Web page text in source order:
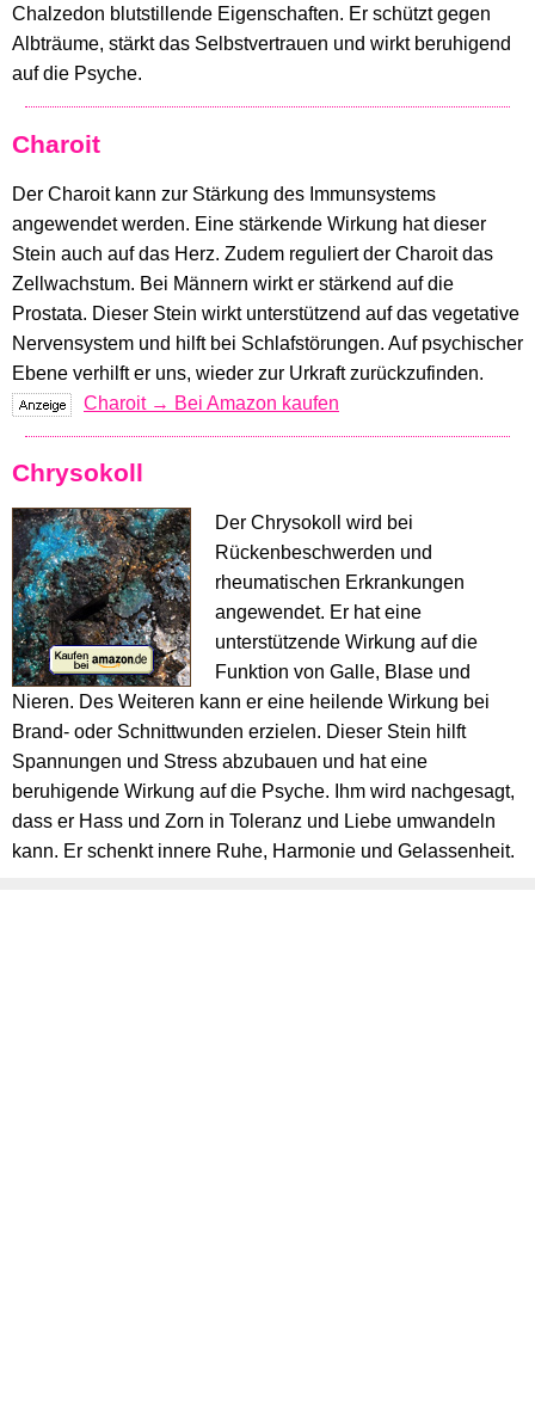
Chalzedon blutstillende Eigenschaften. Er schützt gegen
Albträume, stärkt das Selbstvertrauen und wirkt beruhigend
auf die Psyche.
Charoit
Der Charoit kann zur Stärkung des Immunsystems
angewendet werden. Eine stärkende Wirkung hat dieser
Stein auch auf das Herz. Zudem reguliert der Charoit das
Zellwachstum. Bei Männern wirkt er stärkend auf die
Prostata. Dieser Stein wirkt unterstützend auf das vegetative
Nervensystem und hilft bei Schlafstörungen. Auf psychischer
Ebene verhilft er uns, wieder zur Urkraft zurückzufinden.
Charoit → Bei Amazon kaufen
Chrysokoll
Der Chrysokoll wird bei
Rückenbeschwerden und
rheumatischen Erkrankungen
angewendet. Er hat eine
unterstützende Wirkung auf die
Funktion von Galle, Blase und
Nieren. Des Weiteren kann er eine heilende Wirkung bei
Brand- oder Schnittwunden erzielen. Dieser Stein hilft
Spannungen und Stress abzubauen und hat eine
beruhigende Wirkung auf die Psyche. Ihm wird nachgesagt,
dass er Hass und Zorn in Toleranz und Liebe umwandeln
kann. Er schenkt innere Ruhe, Harmonie und Gelassenheit.